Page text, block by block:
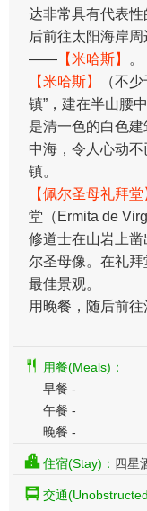
达非常具有代表性
后前往太阳海岸
—— 【米哈斯】
。
【米哈斯】
（不
镇”，建在半山腰
是清一色的白色
中海，令人心动
镇。
【佩尔圣母礼拜堂
堂（Ermita de
修道士在山岩上
尔圣母像。在礼
最佳景观。
用晚餐，随后前
用餐(Meals)：
早餐 -
午餐 -
晚餐 -
住宿(Stay)： 四星
交通